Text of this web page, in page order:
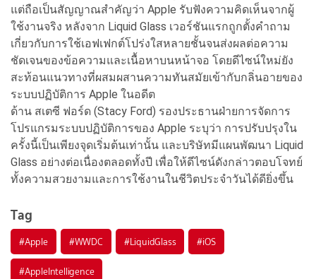
แต่ถือเป็นสัญญาณสำคัญว่า Apple รับฟังความคิดเห็นจากผู้
ใช้งานจริง หลังจาก Liquid Glass เวอร์ชันแรกถูกตั้งคำถาม
เกี่ยวกับการใช้เอฟเฟกต์โปร่งใสหลายชั้นจนส่งผลต่อความ
ชัดเจนของข้อความและเนื้อหาบนหน้าจอ โดยดีไซน์ใหม่ยัง
สะท้อนแนวทางที่ผสมผสานความทันสมัยเข้ากับกลิ่นอายของ
ระบบปฏิบัติการ Apple ในอดีต
ด้าน สเตซี ฟอร์ด (Stacy Ford) รองประธานฝ่ายการจัดการ
โปรแกรมระบบปฏิบัติการของ Apple ระบุว่า การปรับปรุงใน
ครั้งนี้เป็นเพียงจุดเริ่มต้นเท่านั้น และบริษัทมีแผนพัฒนา Liquid
Glass อย่างต่อเนื่องตลอดทั้งปี เพื่อให้ดีไซน์ดังกล่าวตอบโจทย์
ทั้งความสวยงามและการใช้งานในชีวิตประจำวันได้ดียิ่งขึ้น
Tag
#Apple #WWDC #LiquidGlass #iOS
#AppleIntelligence